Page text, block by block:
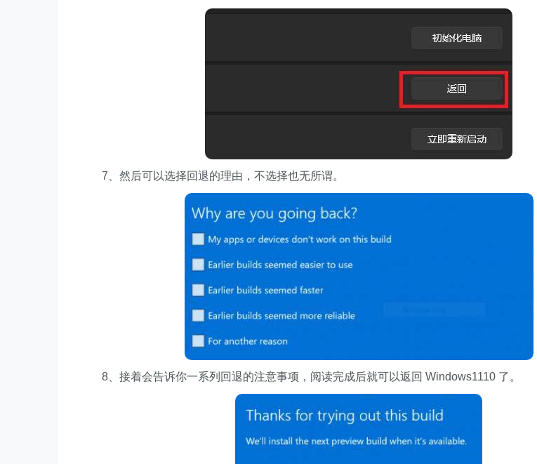
7、然后可以选择回退的理由，不选择也无所谓。
8、接着会告诉你一系列回退的注意事项，阅读完成后就可以返回 Windows1110 了。